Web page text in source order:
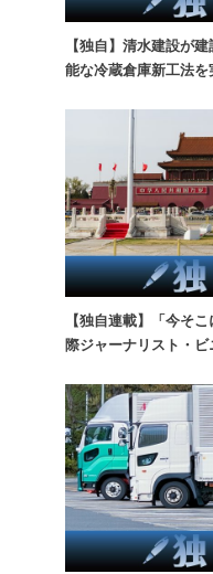
【独自】清水建設が
能な冷蔵倉庫新工法を
【独自連載】「今そ
際ジャーナリスト・ビ